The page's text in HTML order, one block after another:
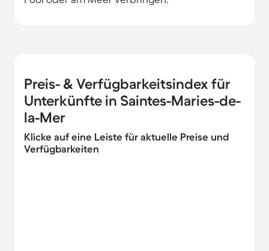
Preis- & Verfügbarkeitsindex für
Unterkünfte in Saintes-Maries-de-
la-Mer
Klicke auf eine Leiste für aktuelle Preise und
Verfügbarkeiten